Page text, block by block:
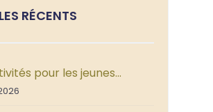
RÉCENTS
pour les jeunes…